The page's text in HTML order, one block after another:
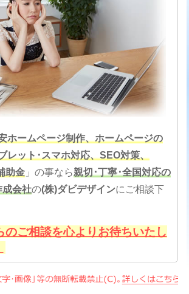
ホームページ制作、ホームページの
レット･スマホ対応、SEO対策、
助金」の事なら親切･丁寧･全国対応の
成会社の(株)ダビデザインにご相談下
のご相談を心よりお待ちいたし